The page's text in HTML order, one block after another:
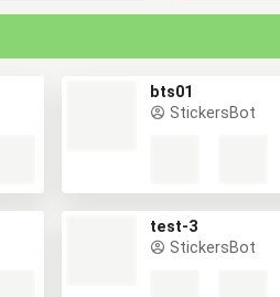
bts01
StickersBot
test-3
StickersBot